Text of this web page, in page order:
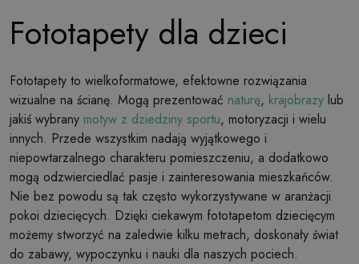
Fototapety dla dzieci
Fototapety to wielkoformatowe, efektowne rozwiązania
wizualne na ścianę. Mogą prezentować naturę, krajobrazy lub
jakiś wybrany motyw z dziedziny sportu, motoryzacji i wielu
innych. Przede wszystkim nadają wyjątkowego i
niepowtarzalnego charakteru pomieszczeniu, a dodatkowo
mogą odzwierciedlać pasje i zainteresowania mieszkańców.
Nie bez powodu są tak często wykorzystywane w aranżacji
pokoi dziecięcych. Dzięki ciekawym fototapetom dziecięcym
możemy stworzyć na zaledwie kilku metrach, doskonały świat
do zabawy, wypoczynku i nauki dla naszych pociech.